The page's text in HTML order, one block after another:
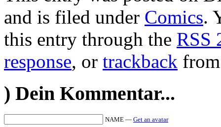
and is filed under Comics.
this entry through the RSS
response, or trackback
) Dein Kommentar...
NAME — Get an avatar